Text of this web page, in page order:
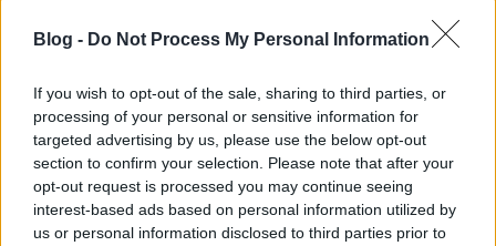
Blog - Do Not Process My Personal Information
If you wish to opt-out of the sale, sharing to third parties, or
processing of your personal or sensitive information for
targeted advertising by us, please use the below opt-out
section to confirm your selection. Please note that after your
opt-out request is processed you may continue seeing
interest-based ads based on personal information utilized by
us or personal information disclosed to third parties prior to
Rollercoaster producere a nemzetközileg is elismert
Mo Hausler volt.